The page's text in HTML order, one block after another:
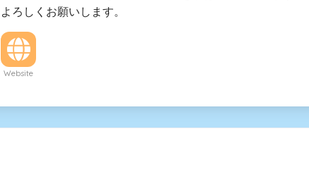
よろしくお願いします。
Website